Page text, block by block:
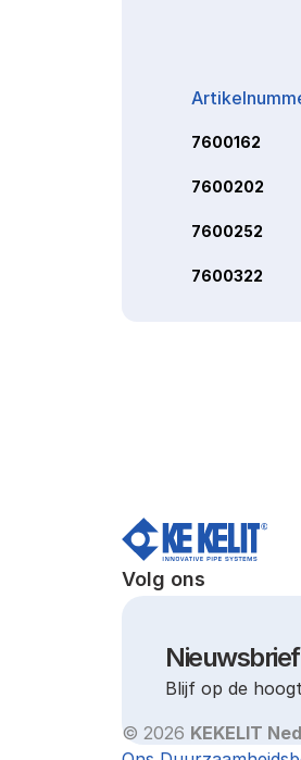
7600162
7600202
7600252
7600322
Volg ons
Nieuwsbrief
Blijf op de
© 2026 KEKELIT